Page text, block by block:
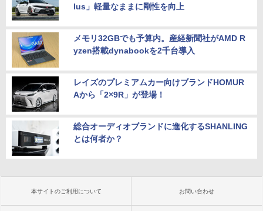
lus」軽量なままに剛性を向上
メモリ32GBでも予算内。産経新聞社がAMD R
yzen搭載dynabookを2千台導入
レイズのプレミアムカー向けブランドHOMUR
Aから「2×9R」が登場！
総合オーディオブランドに進化するSHANLING
とは何者か？
本サイトのご利用について お問い合わせ